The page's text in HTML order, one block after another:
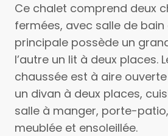
Ce chalet comprend deux
fermées, avec salle de bain
principale possède un
l’autre un lit à deux places.
chaussée est à aire
un divan à deux places,
salle à manger, porte-
meublée et ensoleillée.